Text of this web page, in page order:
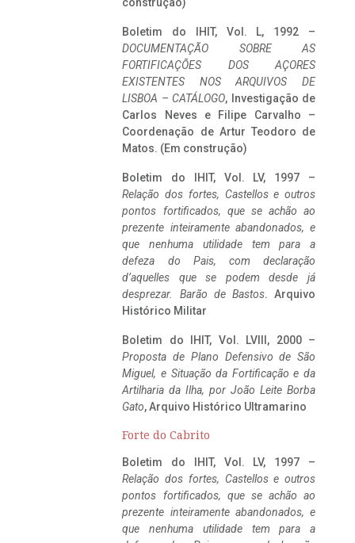
Boletim do IHIT, Vol. L, 1992 –
DOCUMENTAÇÃO SOBRE AS
FORTIFICAÇÕES DOS AÇORES
EXISTENTES NOS ARQUIVOS DE
LISBOA – CATÁLOGO, Investigação de
Carlos Neves e Filipe Carvalho –
Coordenação de Artur Teodoro de
Matos. (Em construção)
Boletim do IHIT, Vol. LV, 1997 –
Relação dos fortes, Castellos e outros
pontos fortificados, que se achão ao
prezente inteiramente abandonados, e
que nenhuma utilidade tem para a
defeza do Pais, com declaração
d’aquelles que se podem desde já
desprezar. Barão de Bastos. Arquivo
Histórico Militar
Boletim do IHIT, Vol. LVIII, 2000 –
Proposta de Plano Defensivo de São
Miguel, e Situação da Fortificação e da
Artilharia da Ilha, por João Leite Borba
Gato, Arquivo Histórico Ultramarino
Forte do Cabrito
Boletim do IHIT, Vol. LV, 1997 –
Relação dos fortes, Castellos e outros
pontos fortificados, que se achão ao
prezente inteiramente abandonados, e
que nenhuma utilidade tem para a